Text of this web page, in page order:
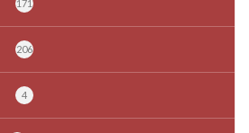
171
206
4